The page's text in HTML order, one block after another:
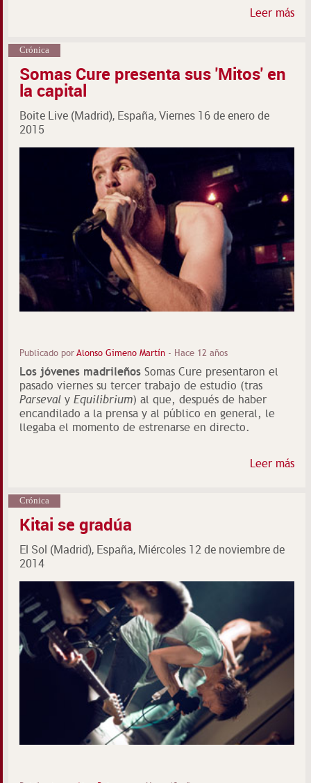
Leer más
Crónica
Somas Cure presenta sus 'Mitos' en
la capital
Boite Live (Madrid), España, Viernes 16 de enero de
2015
Publicado porAlonso Gimeno Martín - Hace 12 años
Los jóvenes madrileños Somas Cure presentaron el
pasado viernes su tercer trabajo de estudio (tras
Parseval y Equilibrium) al que, después de haber
encandilado a la prensa y al público en general, le
llegaba el momento de estrenarse en directo.
Leer más
Crónica
Kitai se gradúa
El Sol (Madrid), España, Miércoles 12 de noviembre de
2014